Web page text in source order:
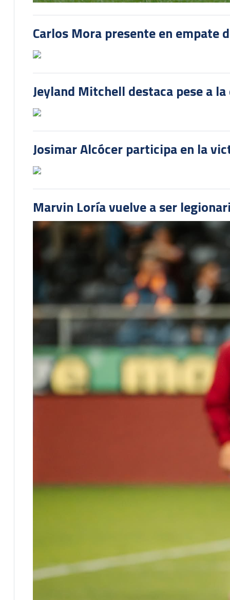
Carlos Mora presente en empate
Jeyland Mitchell destaca pese a
Josimar Alcócer participa en la
Marvin Loría vuelve a ser